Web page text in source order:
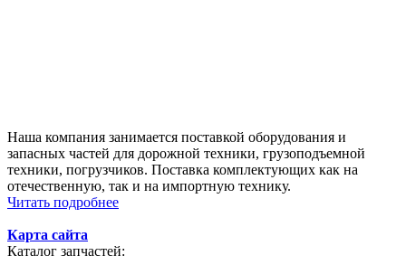
Наша компания занимается поставкой оборудования и
запасных частей для дорожной техники, грузоподъемной
техники, погрузчиков. Поставка комплектующих как на
отечественную, так и на импортную технику.
Читать подробнее
Карта сайта
Каталог запчастей: